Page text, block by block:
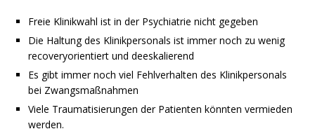
Freie Klinikwahl ist in der Psychiatrie nicht gegeben
Die Haltung des Klinikpersonals ist immer noch zu wenig
recoveryorientiert und deeskalierend
Es gibt immer noch viel Fehlverhalten des Klinikpersonals
bei Zwangsmaßnahmen
Viele Traumatisierungen der Patienten könnten vermieden
werden.